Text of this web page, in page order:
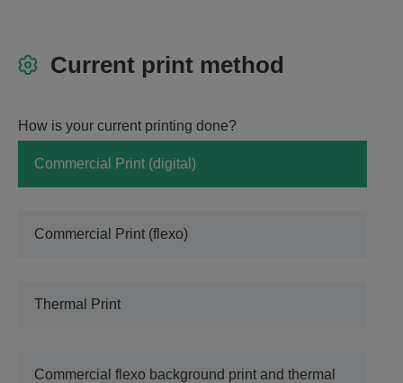
Current print method
How is your current printing done?
Commercial Print (digital)
Commercial Print (flexo)
Thermal Print
Commercial flexo background print and thermal